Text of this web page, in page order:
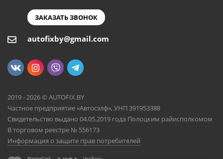
ЗАКАЗАТЬ ЗВОНОК
autofixby@gmail.com
2019 - 2026 © AUTOFIX.BY
Частное предприятие «Автосэлф», УНП 391953388
Свидетельство выдано 04.05.2019 года Полоцким райисполкомом
В торговом реестре № 556173
Информация о защите прав потребителей